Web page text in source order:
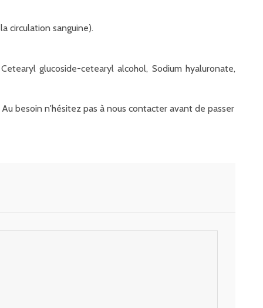
circulation sanguine).
glucoside-cetearyl alcohol, Sodium hyaluronate,
besoin n'hésitez pas à nous contacter avant de passer